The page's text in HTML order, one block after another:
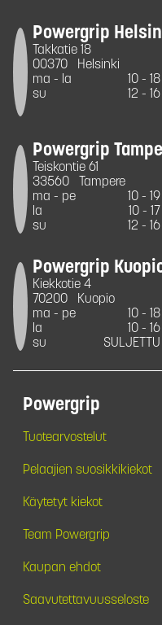
Powergrip
Takkatie 18
00370
Helsinki
ma - la
10 - 18
su
12 - 16
Powergrip
Teiskontie 61
33560
Tampere
ma - pe
10 - 19
la
10 - 17
su
12 - 16
Powergrip
Kiekkotie 4
70200
Kuopio
ma - pe
10 - 18
la
10 - 16
su
SULJETTU
Powergrip
Tuotearvostelut
Pelaajien suosikkikiekot
Käytetyt kiekot
Team Powergrip
Kaupan ehdot
Saavutettavuusseloste